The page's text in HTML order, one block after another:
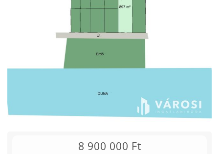
8 900 000 Ft